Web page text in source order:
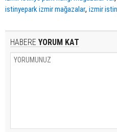
istinyepark izmir mağazalar, izmir
HABERE YORUM KAT